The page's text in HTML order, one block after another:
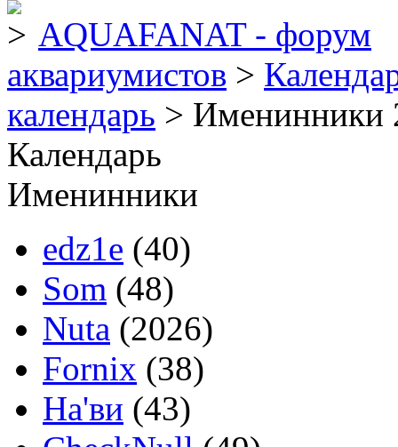
AQUAFANAT - форум
аквариумистов >
календарь > Именинники
Календарь
Именинники
edz1e (40)
Som (48)
Nuta (2026)
Fornix (38)
На'ви (43)